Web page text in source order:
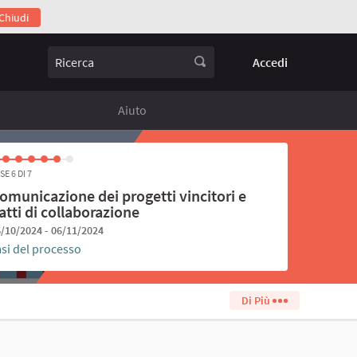
esterno)
Ricerca Accedi
Aiuto
6 DI 7
dei progetti vincitori e
di collaborazione
10/2024 - 06/11/2024
del processo
Di Più